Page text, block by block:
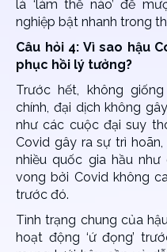
là ‘làm thế nào’ để
nghiệp bật nhanh trong
Câu hỏi 4: Vì sao hậu
phục hồi lý tưởng?
Trước hết, không
chính, đại dịch không
như các cuộc đại suy
Covid gây ra sự trì
nhiều quốc gia hầu
vong bởi Covid không
trước đó.
Tình trạng chung của
hoạt động ‘ứ đọng’